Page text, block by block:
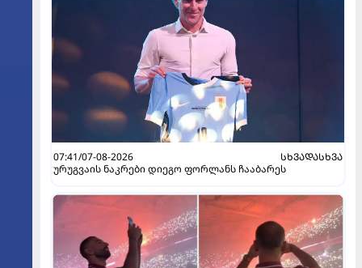
07:41/07-08-2026
ᲡᲮᲕᲐᲓᲐᲡᲮᲕᲐ
ურუგვაის ნაკრები დიეგო ფორლანს ჩააბარეს